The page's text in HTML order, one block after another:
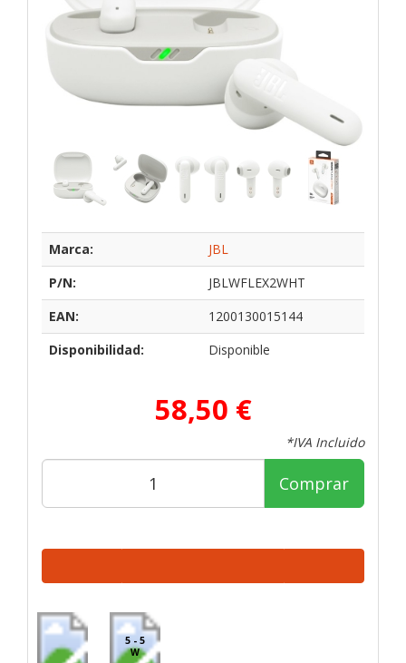
Marca:
JBL
P/N:
JBLWFLEX2WHT
EAN:
1200130015144
Disponibilidad:
Disponible
58,50 €
*IVA Incluido
Comprar
5 - 5
W